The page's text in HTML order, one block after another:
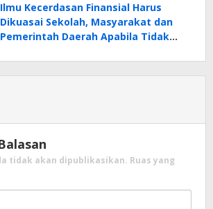
Membangun Aset Produktif
Ilmu Kecerdasan Finansial Harus
Dikuasai Sekolah, Masyarakat dan
Pemerintah Daerah Apabila Tidak
tidak akan dipublikasikan. Ruas yang